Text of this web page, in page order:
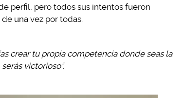
perfil, pero todos sus intentos fueron
una vez por todas.
crear tu propia competencia donde seas la
victorioso”.